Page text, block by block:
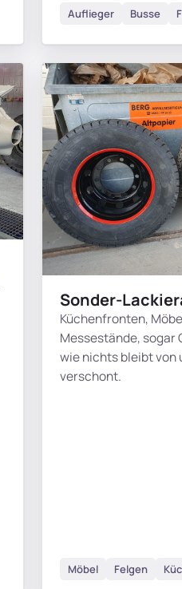
Auflieger Busse
Sonder-
Küchenfronten,
Messestände, sogar
wie nichts bleibt von
verschont.
Möbel Felgen